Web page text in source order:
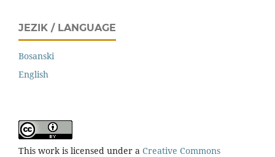
JEZIK / LANGUAGE
Bosanski
English
This work is licensed under a Creative Commons